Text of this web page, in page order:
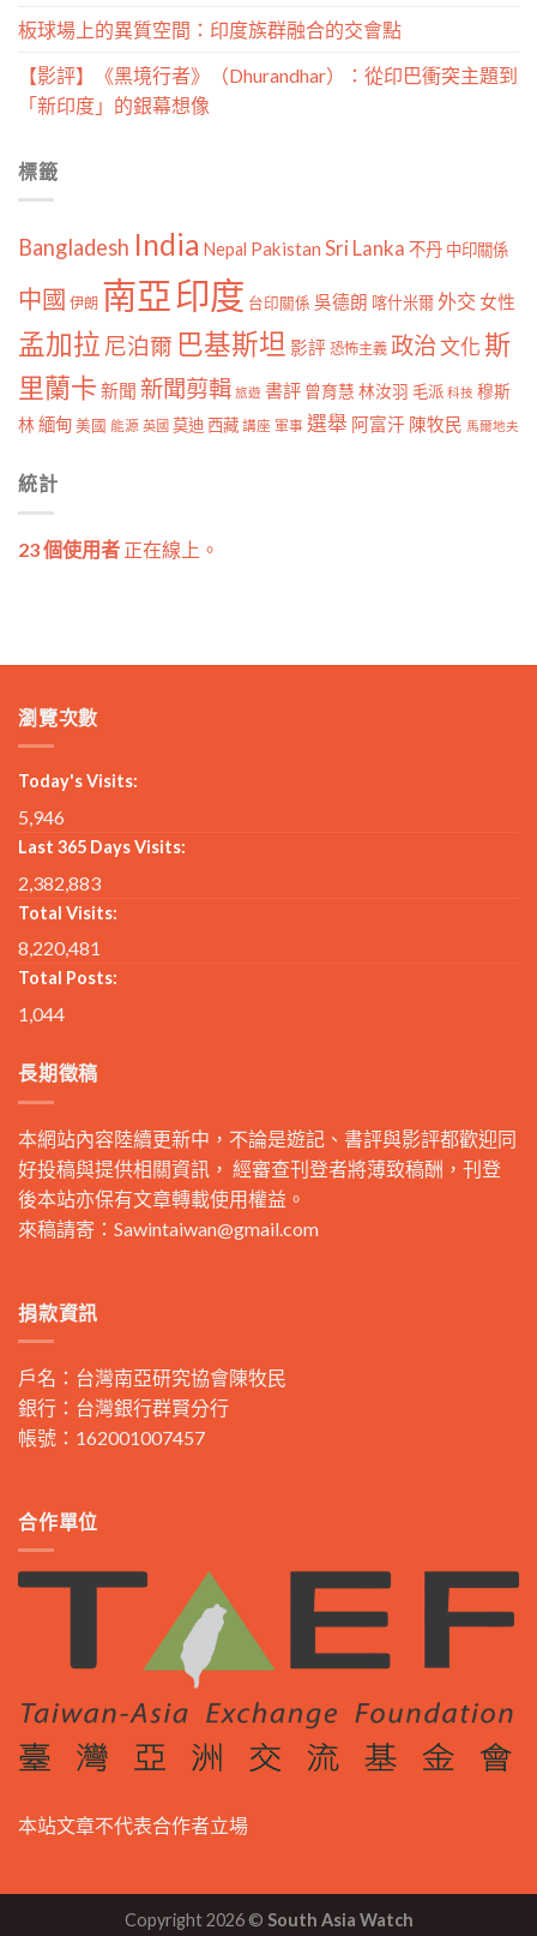
板球場上的異質空間：印度族群融合的交會點
【影評】《黑境行者》（Dhurandhar）：從印巴衝突主題到
「新印度」的銀幕想像
標籤
Bangladesh India Nepal Pakistan Sri Lanka 不丹 中印關係
中國 伊朗 南亞印度 台印關係 吳德朗 喀什米爾外交 女性
孟加拉 尼泊爾 巴基斯坦 影評 恐怖主義 政治文化斯
里蘭卡 新聞 新聞剪輯 旅遊 書評 曾育慧 林汝羽 毛派 科技 穆斯
林 緬甸 美國 能源 英國 莫迪 西藏 講座 軍事 選舉 阿富汗 陳牧民 馬爾地夫
統計
23 個使用者 正在線上。
瀏覽次數
Today's Visits:
5,946
Last 365 Days Visits:
2,382,883
Total Visits:
8,220,481
Total Posts:
1,044
長期徵稿
本網站內容陸續更新中，不論是遊記、書評與影評都歡迎同
好投稿與提供相關資訊， 經審查刊登者將薄致稿酬，刊登
後本站亦保有文章轉載使用權益。
來稿請寄： Sawintaiwan@gmail.com
捐款資訊
戶名：台灣南亞研究協會陳牧民
銀行：台灣銀行群賢分行
帳號：162001007457
合作單位
本站文章不代表合作者立場
Copyright 2026 © South Asia Watch